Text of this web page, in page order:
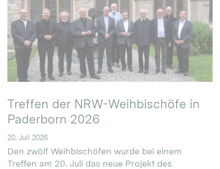
Treffen der NRW-Weihbischöfe in
Paderborn 2026
20. Juli 2026
Den zwölf Weihbischöfen wurde bei einem
Treffen am 20. Juli das neue Projekt des